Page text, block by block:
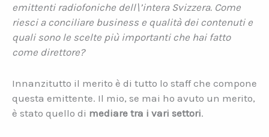
emittenti radiofoniche dell\’intera Svizzera. Come
riesci a conciliare business e qualità dei contenuti e
quali sono le scelte più importanti che hai fatto
come direttore?
Innanzitutto il merito è di tutto lo staff che compone
questa emittente. Il mio, se mai ho avuto un merito,
è stato quello di mediare tra i vari settori.